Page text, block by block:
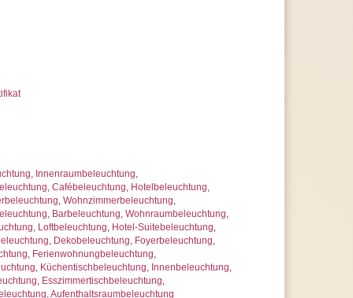
, Innenraumbeleuchtung,
, Cafébeleuchtung, Hotelbeleuchtung,
, Wohnzimmerbeleuchtung,
, Barbeleuchtung, Wohnraumbeleuchtung,
, Loftbeleuchtung, Hotel-Suitebeleuchtung,
, Dekobeleuchtung, Foyerbeleuchtung,
, Ferienwohnungbeleuchtung,
, Küchentischbeleuchtung, Innenbeleuchtung,
, Esszimmertischbeleuchtung,
,Aufenthaltsraumbeleuchtung